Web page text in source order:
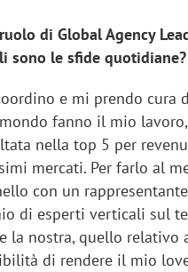
di Global Agency
sono le sfide quotidiane?
e mi prendo cura
fanno il mio
nella top 5 per
mercati. Per farlo al
con un
di esperti verticali sul
la nostra, quello relativo
di rendere il mio